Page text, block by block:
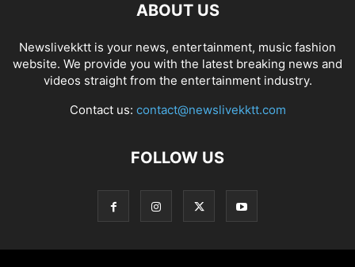
ABOUT US
Newslivekktt is your news, entertainment, music fashion
website. We provide you with the latest breaking news and
videos straight from the entertainment industry.
Contact us: contact@newslivekktt.com
FOLLOW US